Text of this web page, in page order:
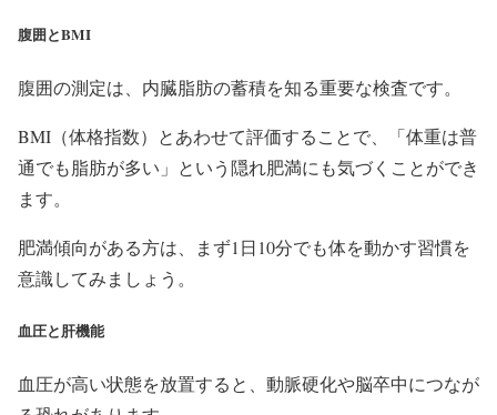
腹囲とBMI
腹囲の測定は、内臓脂肪の蓄積を知る重要な検査です。
BMI（体格指数）とあわせて評価することで、「体重は普
通でも脂肪が多い」という隠れ肥満にも気づくことができ
ます。
肥満傾向がある方は、まず1日10分でも体を動かす習慣を
意識してみましょう。
血圧と肝機能
血圧が高い状態を放置すると、動脈硬化や脳卒中につなが